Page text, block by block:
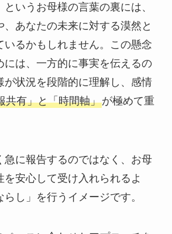
というお母様の言葉の裏には、
あなたの未来に対する漠然と
いるかもしれません。この懸念
には、一方的に事実を伝えるの
が状況を段階的に理解し、感情
共有」と「時間軸」が極めて重
急に報告するのではなく、お母
安心して受け入れられるよ
し」を行うイメージです。